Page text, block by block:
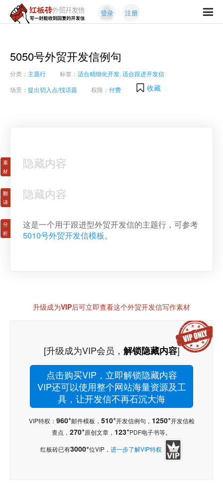
红
外
贸
开
发
信
封
能
收
到
登录 注册
5050号外贸开发信例句
分类： 主题行 标签： 适合精细化开发 适合跟进开发信
场景： 提出切入点/找话题 权限： 付费 收藏
隐藏内容
隐藏内容
这是一个用于跟进型外贸开发信的主题行，可参考
5010号外贸开发信模板。
升级成为VIP后可立即查看这个外贸开发信写作素材
[升级成为VIP会员， 解锁隐藏内容]
点击购买VIP，立即解锁隐藏内容
VIP还可以使用整个网站海量资源及工
具，让开发信不再石沉大海
VIP特权： 960+邮件模板， 510+开发信例句， 1250+开发信检
查点， 270+原创文章， 123+PDF电子书等。
红板砖已有3000+位VIP， 进一步了解VIP特权